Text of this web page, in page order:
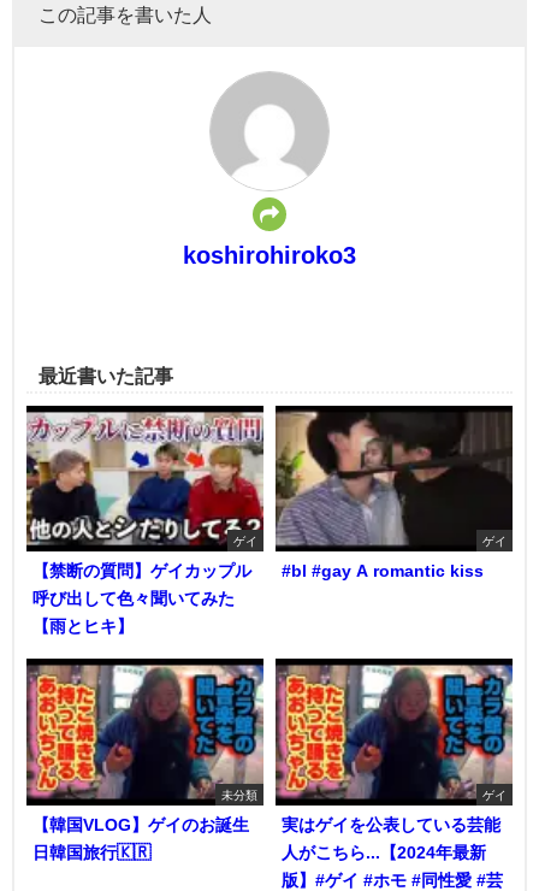
この記事を書いた人
koshirohiroko3
最近書いた記事
ゲイ
【禁断の質問】ゲイカップル
呼び出して色々聞いてみた
【雨とヒキ】
ゲイ
#bl #gay A romantic kiss
未分類
【韓国VLOG】ゲイのお誕生
日韓国旅行🇰🇷
ゲイ
実はゲイを公表している芸能
人がこちら...【2024年最新
版】#ゲイ #ホモ #同性愛 #芸